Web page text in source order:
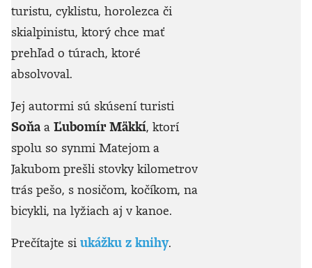
turistu, cyklistu, horolezca či
skialpinistu, ktorý chce mať
prehľad o túrach, ktoré
absolvoval.
Jej autormi sú skúsení turisti
Soňa a Ľubomír Mäkkí, ktorí
spolu so synmi Matejom a
Jakubom prešli stovky kilometrov
trás pešo, s nosičom, kočíkom, na
bicykli, na lyžiach aj v kanoe.
Prečítajte si ukážku z knihy.